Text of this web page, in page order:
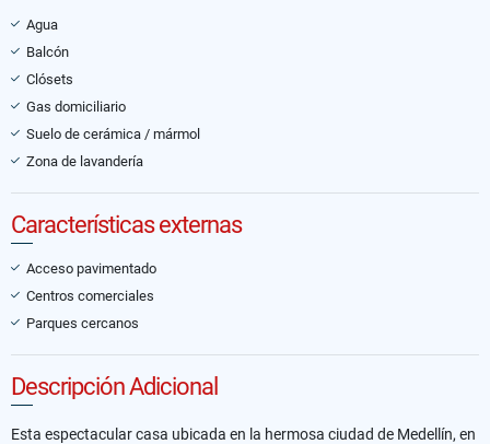
Agua
Balcón
Clósets
Gas domiciliario
Suelo de cerámica / mármol
Zona de lavandería
Características externas
Acceso pavimentado
Centros comerciales
Parques cercanos
Descripción Adicional
Esta espectacular casa ubicada en la hermosa ciudad de Medellín, en